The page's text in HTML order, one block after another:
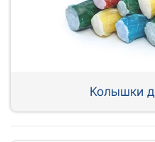
Колышки